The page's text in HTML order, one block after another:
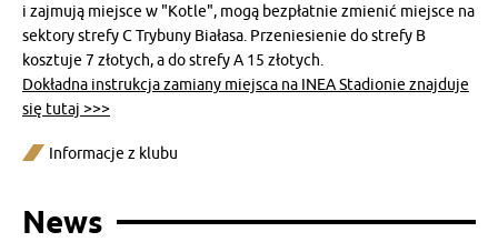
i zajmują miejsce w "Kotle", mogą bezpłatnie zmienić miejsce na
sektory strefy C Trybuny Białasa. Przeniesienie do strefy B
kosztuje 7 złotych, a do strefy A 15 złotych.
Dokładna instrukcja zamiany miejsca na INEA Stadionie znajduje
się tutaj >>>
Informacje z klubu
News